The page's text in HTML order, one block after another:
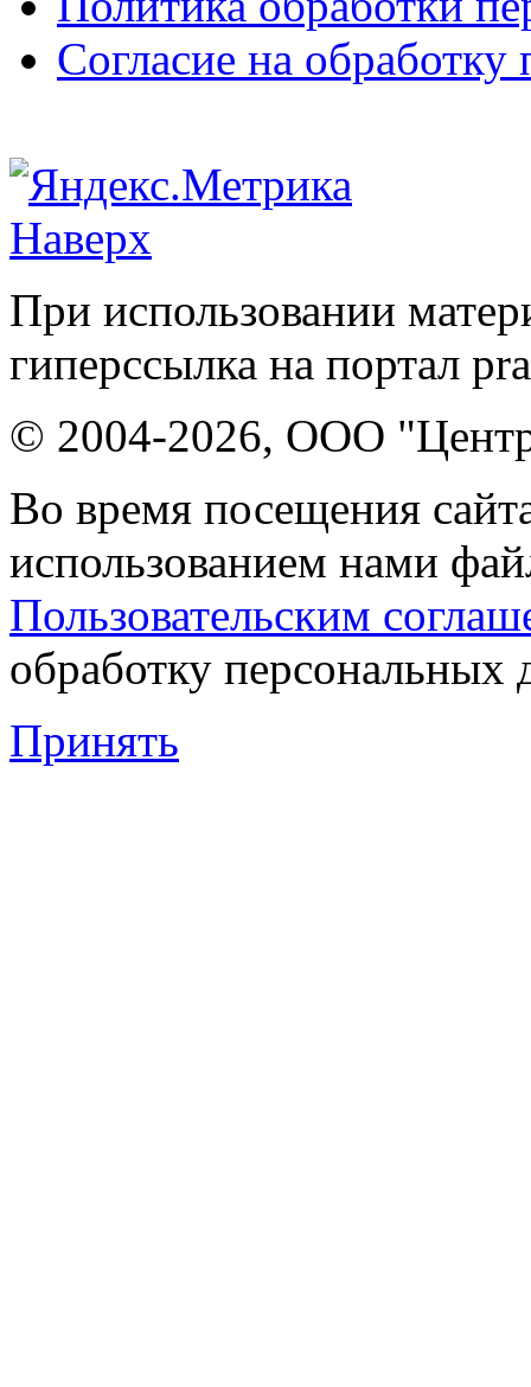
Согласие на
Наверх
При использовании
гиперссылка на портал
© 2004-2026, ООО "Центр
Во время посещения
использованием нами
Пользовательским
обработку персональных
Принять